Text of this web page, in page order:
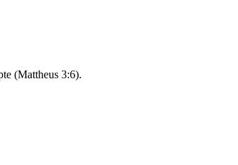
(Mattheus 3:6).